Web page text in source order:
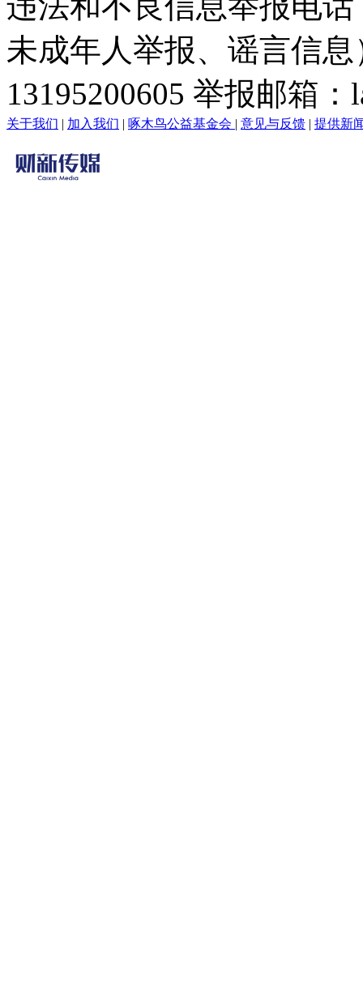
未成年人举报、谣言信
13195200605 举报邮箱
关于我们 | 加入我们 | 啄木鸟公益基金会 | 意见与反馈 | 提供新